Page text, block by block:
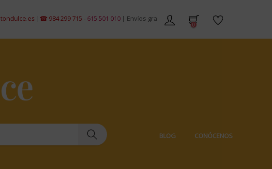
|☎ 984 299 715-615 501 010| Envíos gratis en pedidos de +59€ | Envíos 100% discretos
0
BLOG CONÓCENOS